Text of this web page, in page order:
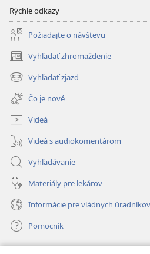
Rýchle odkazy
Požiadajte o návštevu
Vyhľadať zhromaždenie
(otvorí
nové
okno)
Vyhľadať zjazd
(otvorí
nové
okno)
Čo je nové
Videá
Videá s audiokomentárom
Vyhľadávanie
Materiály pre lekárov
Informácie pre vládnych
Pomocník